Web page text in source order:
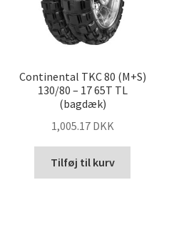
Continental TKC 80 (M+S)
130/80 – 17 65T TL
(bagdæk)
1,005.17 DKK
Tilføj til kurv